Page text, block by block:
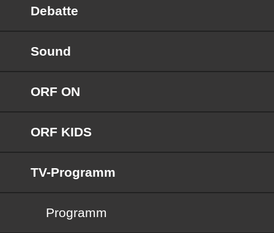
Debatte
Sound
ORF ON
ORF KIDS
TV-Programm
Programm